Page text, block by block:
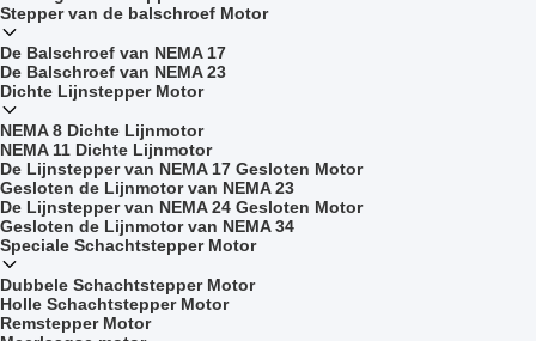
Stepper van de balschroef Motor
De Balschroef van NEMA 17
De Balschroef van NEMA 23
Dichte Lijnstepper Motor
NEMA 8 Dichte Lijnmotor
NEMA 11 Dichte Lijnmotor
De Lijnstepper van NEMA 17 Gesloten Motor
Gesloten de Lijnmotor van NEMA 23
De Lijnstepper van NEMA 24 Gesloten Motor
Gesloten de Lijnmotor van NEMA 34
Speciale Schachtstepper Motor
Dubbele Schachtstepper Motor
Holle Schachtstepper Motor
Remstepper Motor